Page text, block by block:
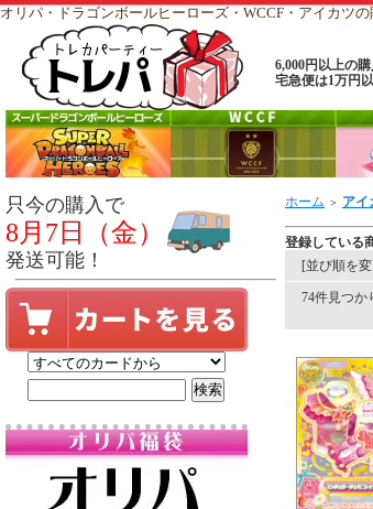
オリパ・ドラゴンボールヒーローズ・WCCF・アイカツ
6,000円以上の
宅急便は1万円
只今の購入で
8月7日（金）
発送可能！
ホーム ＞ アイ
登録している
[並び順を
74件見つか